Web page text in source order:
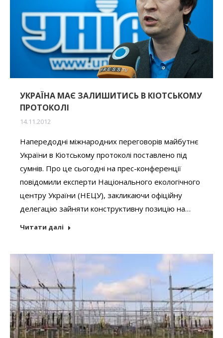
УКРАЇНА МАЄ ЗАЛИШИТИСЬ В КІОТСЬКОМУ
ПРОТОКОЛІ
14.11.2012
Напередодні міжнародних переговорів майбутнє
України в Кіотському протоколі поставлено під
сумнів. Про це сьогодні на прес-конференції
повідомили експерти Національного екологічного
центру України (НЕЦУ), закликаючи офіційну
делегацію зайняти конструктивну позицію на…
Читати далі